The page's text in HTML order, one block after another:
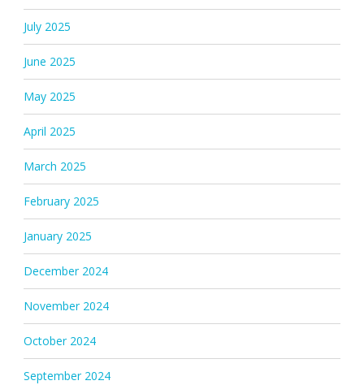
July 2025
June 2025
May 2025
April 2025
March 2025
February 2025
January 2025
December 2024
November 2024
October 2024
September 2024